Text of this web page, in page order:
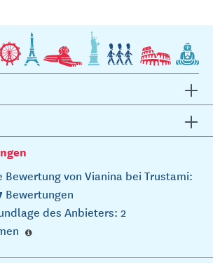
von Vianina bei Trustami:
Bewertungen
des Anbieters: 2